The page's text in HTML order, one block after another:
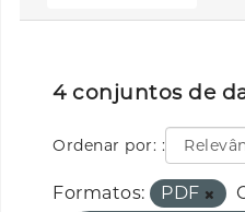
4 conjuntos de
Ordenar por:
Formatos: PDF